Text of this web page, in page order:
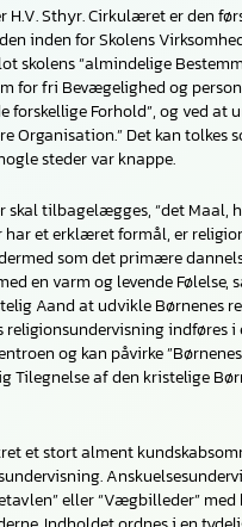
Sthyr. Cirkulæret er den
inden for Skolens
skolens “almindelige
for fri Bevægelighed og
Forhold”, og ved
Organisation.” Det kan
steder var knappe.
tilbagelægges, “det Maal,
et erklæret formål, er
som det primære
en varm og levende Følelse,
Aand at udvikle Børnenes
og kan påvirke
Tilegnelse af den kristelige
et stort alment
eller “Vægbilleder”